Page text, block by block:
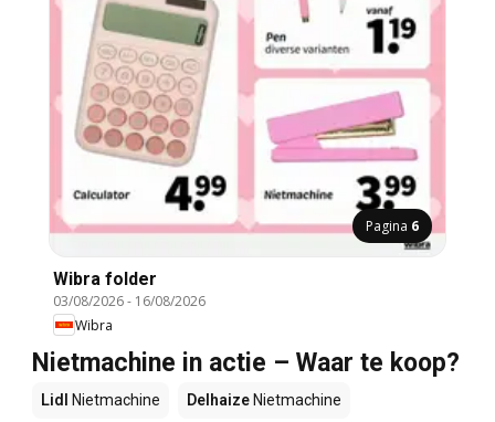
Pagina 6
Wibra folder
03/08/2026- 16/08/2026
Wibra
Nietmachine in actie – Waar te koop?
Lidl Nietmachine Delhaize Nietmachine